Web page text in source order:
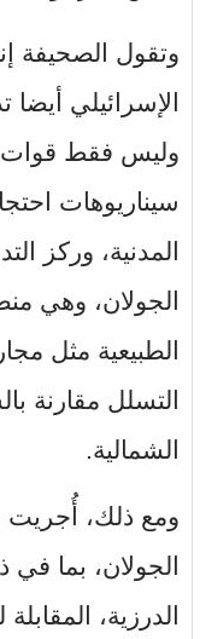
وتقول الصحيفة
الإسرائيلي
وليس فقط قوات
سيناريوهات
المدنية، وركز
الجولان، وهي
الطبيعية مثل
التسلل مقارنة
الشمالية.
ومع ذلك، أُجريت
الجولان، بما
الدرزية،